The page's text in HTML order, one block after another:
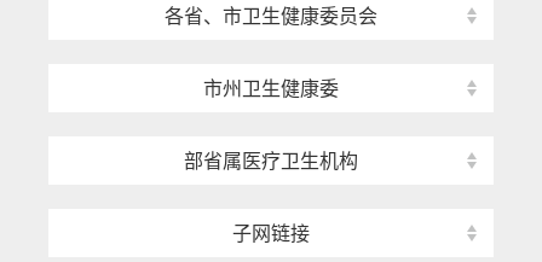
各省、市卫生健康委员会
市州卫生健康委
部省属医疗卫生机构
子网链接